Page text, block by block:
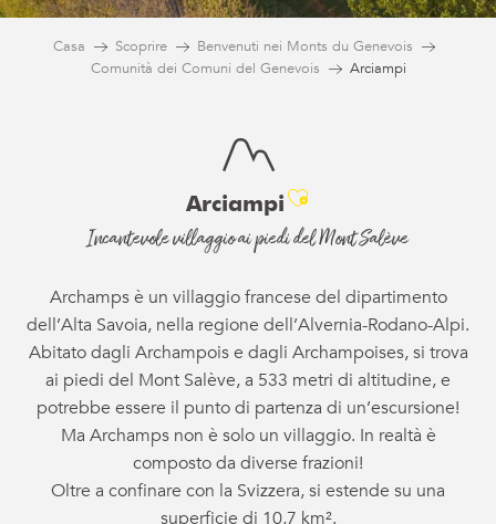
Casa Scoprire
Benvenuti nei Monts du Genevois
Comunità dei Comuni del Genevois
Arciampi
ArciampiAjouter aux
Incantevole villaggio ai piedi del Mont Salève
Archamps è un villaggio francese del dipartimento
dell’Alta Savoia, nella regione dell’Alvernia-Rodano-Alpi.
Abitato dagli Archampois e dagli Archampoises, si trova
ai piedi del Mont Salève, a 533 metri di altitudine, e
potrebbe essere il punto di partenza di un’escursione!
Ma Archamps non è solo un villaggio. In realtà è
composto da diverse frazioni!
Oltre a confinare con la Svizzera, si estende su una
superficie di 10,7 km².